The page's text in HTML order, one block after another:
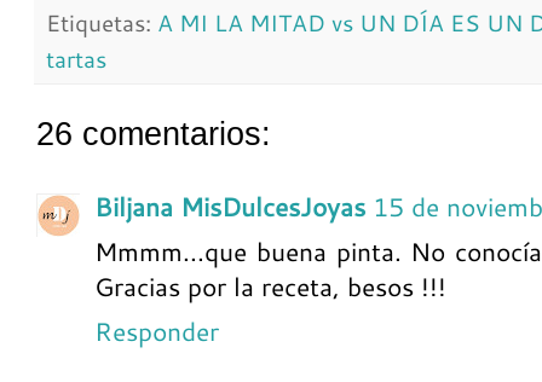
Etiquetas: A MI LA MITAD vs UN DÍA ES UN
tartas
26 comentarios:
Biljana MisDulcesJoyas 15 de
Mmmm...que buena pinta. No
Gracias por la receta, besos !!!
Responder